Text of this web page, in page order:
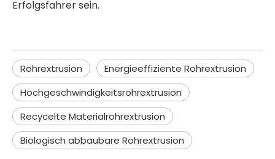
Erfolgsfahrer sein.
Rohrextrusion
Energieeffiziente Rohrextrusion
Hochgeschwindigkeitsrohrextrusion
Recycelte Materialrohrextrusion
Biologisch abbaubare Rohrextrusion